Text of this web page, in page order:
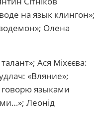
на язык клингон»;
Олена
Ася Міхєєва:
«Вляние»;
говорю языками
Леонід